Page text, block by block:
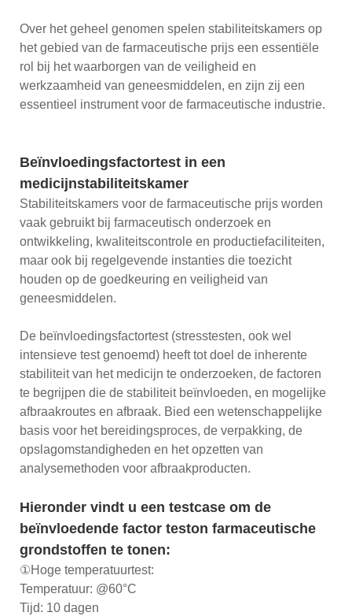
Over het geheel genomen spelen stabiliteitskamers op
het gebied van de farmaceutische prijs een essentiële
rol bij het waarborgen van de veiligheid en
werkzaamheid van geneesmiddelen, en zijn zij een
essentieel instrument voor de farmaceutische industrie.
Beïnvloedingsfactortest in een
medicijnstabiliteitskamer
Stabiliteitskamers voor de farmaceutische prijs worden
vaak gebruikt bij farmaceutisch onderzoek en
ontwikkeling, kwaliteitscontrole en productiefaciliteiten,
maar ook bij regelgevende instanties die toezicht
houden op de goedkeuring en veiligheid van
geneesmiddelen.
De beïnvloedingsfactortest (stresstesten, ook wel
intensieve test genoemd) heeft tot doel de inherente
stabiliteit van het medicijn te onderzoeken, de factoren
te begrijpen die de stabiliteit beïnvloeden, en mogelijke
afbraakroutes en afbraak. Bied een wetenschappelijke
basis voor het bereidingsproces, de verpakking, de
opslagomstandigheden en het opzetten van
analysemethoden voor afbraakproducten.
Hieronder vindt u een testcase om de
beïnvloedende factor teston farmaceutische
grondstoffen te tonen:
①Hoge temperatuurtest:
Temperatuur: @60°C
Tijd: 10 dagen